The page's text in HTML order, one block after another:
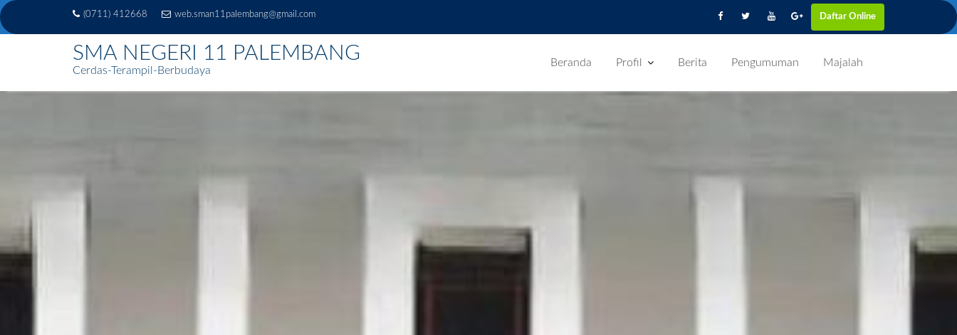
(0711) 412668 web.sman11palembang@gmail.com Daftar Online
SMA NEGERI 11 PALEMBANG
Cerdas-Terampil-Berbudaya
Beranda Profil Berita Pengumuman Majalah